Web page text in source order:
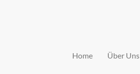
Home Über Uns